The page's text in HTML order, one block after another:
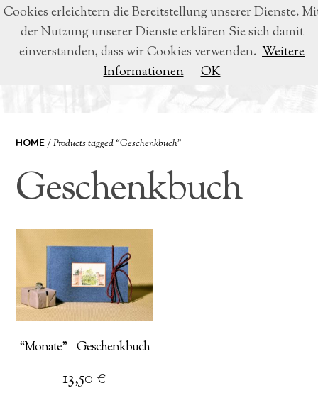
BEATRICE VOIGT
LYRIK & LITERATUR
HOME/ Products tagged “Geschenkbuch”
Geschenkbuch
“Monate” – Geschenkbuch
13,50 €
Cookies erleichtern die Bereitstellung unserer Dienste.
der Nutzung unserer Dienste erklären Sie sich damit
einverstanden, dass wir Cookies verwenden. Weitere
Informationen
OK